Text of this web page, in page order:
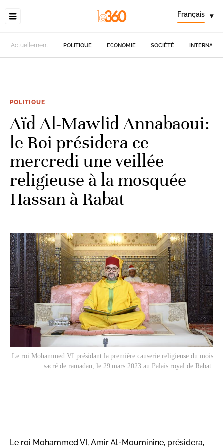
Français ▾
Actuellement POLITIQUE ECONOMIE SOCIÉTÉ
POLITIQUE
Aïd Al-Mawlid Annabaoui:
le Roi présidera ce
mercredi une veillée
religieuse à la mosquée
Hassan à Rabat
Le roi Mohammed VI présidant la première causerie religieuse du mois
sacré de ramadan, le 29 mars 2023 au Palais royal de Rabat.
Le roi Mohammed VI, Amir Al-Mouminine, présidera,